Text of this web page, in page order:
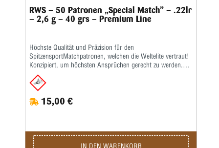
RWS – 50 Patronen „Special Match” – .22lr
– 2,6 g – 40 grs – Premium Line
Höchste Qualität und Präzision für den
SpitzensportMatchpatronen, welchen die Weltelite vertraut!
Konzipiert, um höchsten Ansprüchen gerecht zu werden.
Durch ausgewählte Materialbeschaffenheit, enge
Fertigungstoleranzen und professionelle Präzisionsprüfung
kompromisslos in puncto Qualität und Zuverlässigkeit – für
exakte Treffer und kleinste, gleichmäßige Schussbilder.Die
Merkmale auf einen Blick: Sehr hohe Qualität und Präzision
Pistole und Sportpistole • Kaliber: .22 lang für Büchsen •
Bleigeschoss, 2,6 g, V0 330 m/s (Lauflänge: 65 cm)Kaliber:
15,00 €
IN DEN WARENKORB